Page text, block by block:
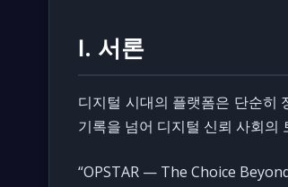
Ⅰ. 서론
디지털 시대의 플랫폼은 단순히
기록을 넘어 디지털 신뢰 사회의
“OPSTAR — The Choice